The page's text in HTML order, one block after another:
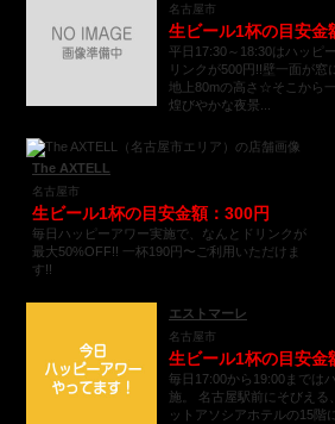
名古屋市
生ビール1杯の目安金
平日17:30～18:30はハッピ
リンクが500円!!壁一面が窓
地上80mの高さ☆そこから
煌びやかな夜景...
The AXTELL
名古屋市
生ビール1杯の目安金額：300円
毎日ハッピーアワー実施で、なんとドリンクが
最大50%OFF!! 一杯190円〜ご利用いただけま
す!!
エストマーレ
名古屋市
生ビール1杯の目安金
毎日17:00から19:00までは
施。 名古屋駅前にそびえる
ットアソシアホテルの15階